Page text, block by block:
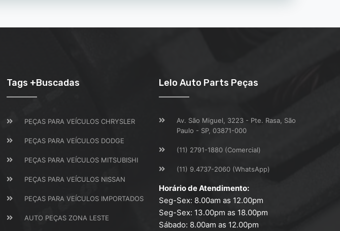
Tags +Buscadas
PEÇAS PARA VEÍCULOS CHRYSLER
PEÇAS PARA VEÍCULOS DODGE
PEÇAS PARA VEÍCULOS MITSUBISHI
PEÇAS PARA VEÍCULOS NISSAN
PEÇAS PARA VEÍCULOS IMPORTADOS
AUTO PEÇAS ZONA LESTE
Lelo Auto Parts Peças
Av. São Miguel, 3223 - Pte. Rasa, São
Paulo - SP, 03871-000
(11) 2791-1880 (Comercial)
(11) 9.4737-2060 (WhatsApp)
Horário de Atendimento:
Seg-Sex: 8.00am as 12.00pm
Seg-Sex: 13.00pm as 18.00pm
Sábado: 8.00am as 12.00pm